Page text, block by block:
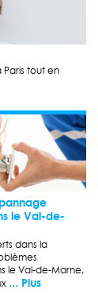
tout en
le Val-de-
dans la
le Val-de-Marne,
... Plus